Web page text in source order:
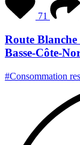
71
Route
Basse-Côte-
#Consommation